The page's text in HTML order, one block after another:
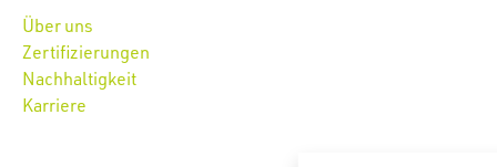
Über uns
Zertifizierungen
Nachhaltigkeit
Karriere